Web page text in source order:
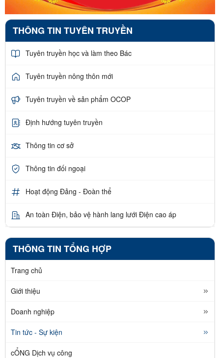
THÔNG TIN TUYÊN TRUYỀN
Tuyên truyền học và làm theo Bác
Tuyên truyền nông thôn mới
Tuyên truyền về sản phẩm OCOP
Định hướng tuyên truyền
Thông tin cơ sở
Thông tin đối ngoại
Hoạt động Đảng - Đoàn thể
An toàn Điện, bảo vệ hành lang lưới Điện cao áp
THÔNG TIN TỔNG HỢP
Trang chủ
Giới thiệu
Doanh nghiệp
Tin tức - Sự kiện
cỔNG Dịch vụ công